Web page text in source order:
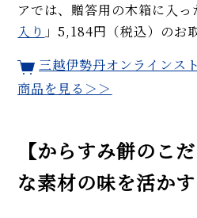
アでは、贈答用の木箱に入っ
入り 」5,184円（税込）のお
三越伊勢丹オンラインス
商品を見る＞＞
【からすみ餅のこ
な素材の味を活か